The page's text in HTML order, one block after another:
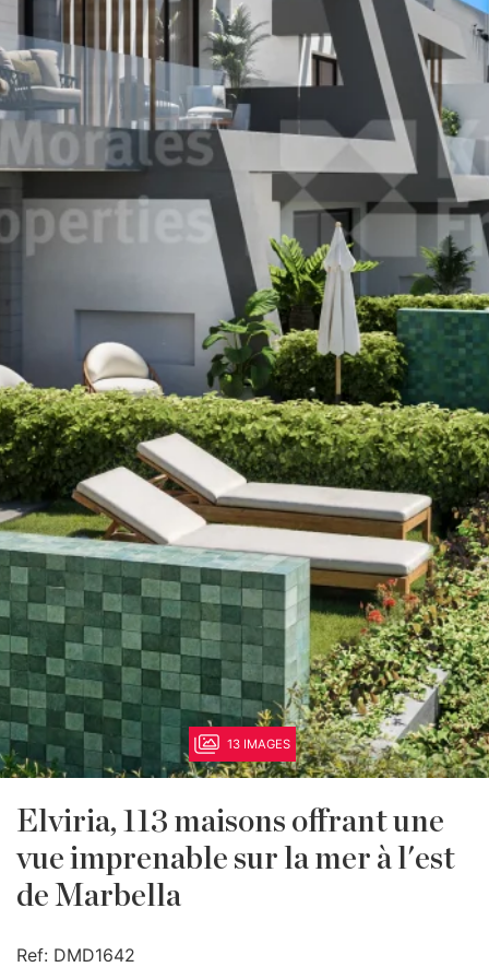
13 IMAGES
Elviria, 113 maisons offrant une
vue imprenable sur la mer à l'est
de Marbella
Ref: DMD1642